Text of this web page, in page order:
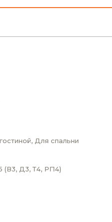
Для спальни
(В3, Д3, Т4, РП4)